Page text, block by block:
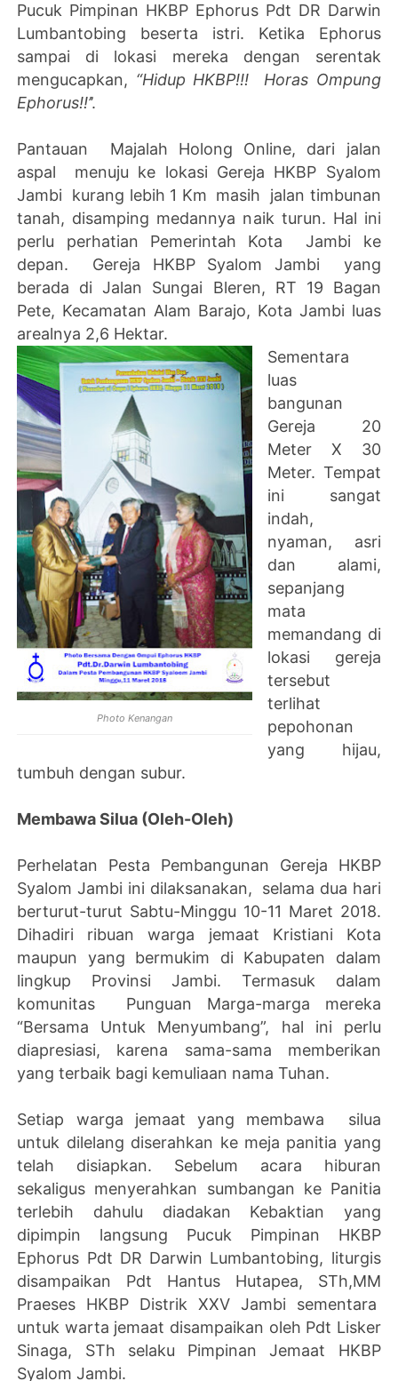
Pucuk Pimpinan HKBP Ephorus Pdt DR Darwin
Lumbantobing beserta istri. Ketika Ephorus
sampai di lokasi mereka dengan serentak
mengucapkan, “Hidup HKBP!!! Horas Ompung
Ephorus!!’’.
Pantauan Majalah Holong Online, dari jalan
aspal menuju ke lokasi Gereja HKBP Syalom
Jambi kurang lebih 1 Km masih jalan timbunan
tanah, disamping medannya naik turun. Hal ini
perlu perhatian Pemerintah Kota Jambi ke
depan. Gereja HKBP Syalom Jambi yang
berada di Jalan Sungai Bleren, RT 19 Bagan
Pete, Kecamatan Alam Barajo, Kota Jambi luas
arealnya 2,6 Hektar.
Photo Kenangan
Sementara
luas
bangunan
Gereja 20
Meter X 30
Meter. Tempat
ini sangat
indah,
nyaman, asri
dan alami,
sepanjang
mata
memandang di
lokasi gereja
tersebut
terlihat
pepohonan
yang hijau,
tumbuh dengan subur.
Membawa Silua (Oleh-Oleh)
Perhelatan Pesta Pembangunan Gereja HKBP
Syalom Jambi ini dilaksanakan, selama dua hari
berturut-turut Sabtu-Minggu 10-11 Maret 2018.
Dihadiri ribuan warga jemaat Kristiani Kota
maupun yang bermukim di Kabupaten dalam
lingkup Provinsi Jambi. Termasuk dalam
komunitas Punguan Marga-marga mereka
“Bersama Untuk Menyumbang”, hal ini perlu
diapresiasi, karena sama-sama memberikan
yang terbaik bagi kemuliaan nama Tuhan.
Setiap warga jemaat yang membawa silua
untuk dilelang diserahkan ke meja panitia yang
telah disiapkan. Sebelum acara hiburan
sekaligus menyerahkan sumbangan ke Panitia
terlebih dahulu diadakan Kebaktian yang
dipimpin langsung Pucuk Pimpinan HKBP
Ephorus Pdt DR Darwin Lumbantobing, liturgis
disampaikan Pdt Hantus Hutapea, STh,MM
Praeses HKBP Distrik XXV Jambi sementara
untuk warta jemaat disampaikan oleh Pdt Lisker
Sinaga, STh selaku Pimpinan Jemaat HKBP
Syalom Jambi.